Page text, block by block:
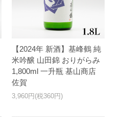
【2024年 新酒】基峰鶴 純
米吟醸 山田錦 おりがらみ
1,800ml 一升瓶 基山商店
佐賀
3,960円(税360円)